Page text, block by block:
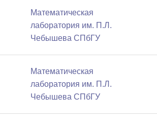
Математичеcкая
лаборатория им. П.Л.
Чебышева СПбГУ
Математичеcкая
лаборатория им. П.Л.
Чебышева СПбГУ